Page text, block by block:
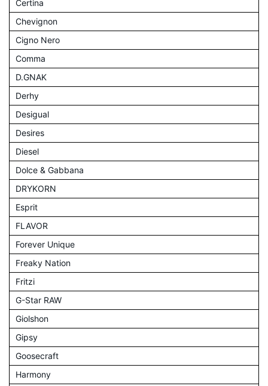
Certina
Chevignon
Cigno Nero
Comma
D.GNAK
Derhy
Desigual
Desires
Diesel
Dolce & Gabbana
DRYKORN
Esprit
FLAVOR
Forever Unique
Freaky Nation
Fritzi
G-Star RAW
Giolshon
Gipsy
Goosecraft
Harmony